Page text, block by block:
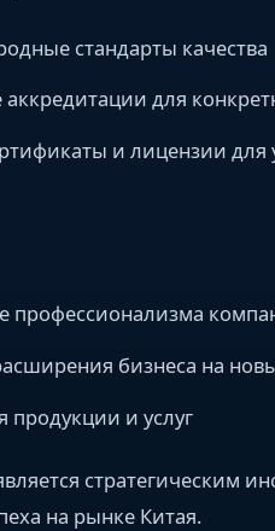
стандарты качества
для
и лицензии для
профессионализма
бизнеса на
продукции и услуг
стратегическим
на рынке Китая.